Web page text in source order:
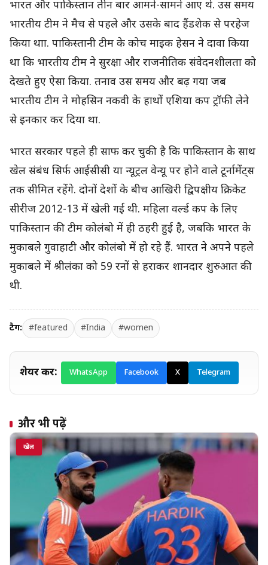
भारत और पाकिस्तान तीन बार आमने-सामने आए थे. उस समय
भारतीय टीम ने मैच से पहले और उसके बाद हैंडशेक से परहेज
किया थाा. पाकिस्तानी टीम के कोच माइक हेसन ने दावा किया
था कि भारतीय टीम ने सुरक्षा और राजनीतिक संवेदनशीलता को
देखते हुए ऐसा किया. तनाव उस समय और बढ़ गया जब
भारतीय टीम ने मोहसिन नकवी के हाथों एशिया कप ट्रॉफी लेने
से इनकार कर दिया था.
भारत सरकार पहले ही साफ कर चुकी है कि पाकिस्तान के साथ
खेल संबंध सिर्फ आईसीसी या न्यूट्रल वेन्यू पर होने वाले टूर्नामेंट्स
तक सीमित रहेंगे. दोनों देशों के बीच आखिरी द्विपक्षीय क्रिकेट
सीरीज 2012-13 में खेली गई थी. महिला वर्ल्ड कप के लिए
पाकिस्तान की टीम कोलंबो में ही ठहरी हुई है, जबकि भारत के
मुकाबले गुवाहाटी और कोलंबो में हो रहे हैं. भारत ने अपने पहले
मुकाबले में श्रीलंका को 59 रनों से हराकर शानदार शुरुआत की
थी.
टैग: #featured #India #women
शेयर करें: WhatsApp Facebook X Telegram
और भी पढ़ें
खेल